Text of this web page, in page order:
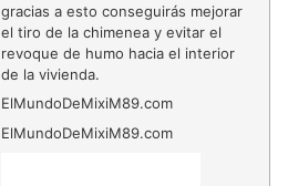
gracias a esto conseguirás mejorar
el tiro de la chimenea y evitar el
revoque de humo hacia el interior
de la vivienda.
ElMundoDeMixiM89.com
ElMundoDeMixiM89.com